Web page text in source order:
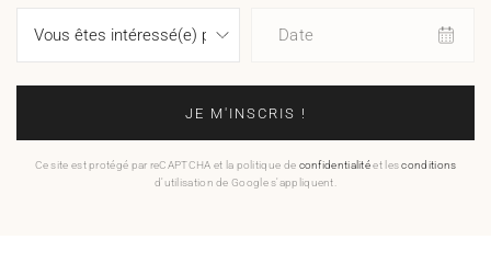
Date
JE M'INSCRIS !
Ce site est protégé par reCAPTCHA et la politique de confidentialitéet lesconditions
d'utilisation de Google s'appliquent.